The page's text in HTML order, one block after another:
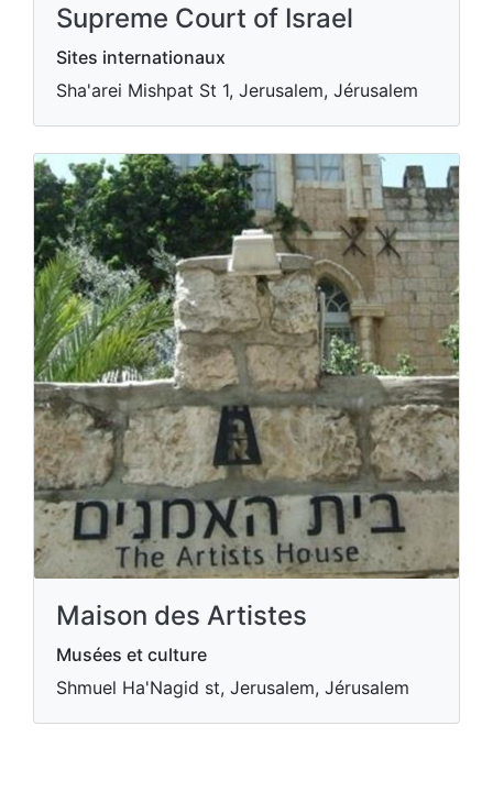
Supreme Court of Israel
Sites internationaux
Sha'arei Mishpat St 1, Jerusalem, Jérusalem
Maison des Artistes
Musées et culture
Shmuel Ha'Nagid st, Jerusalem, Jérusalem